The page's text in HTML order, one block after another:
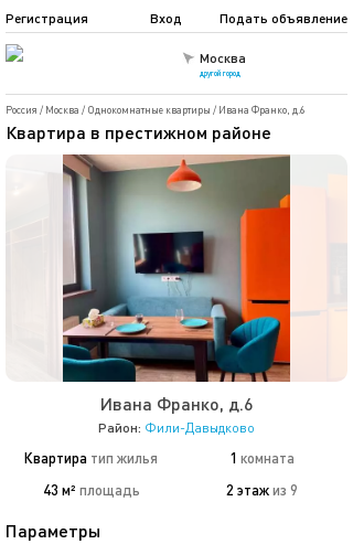
Москва
другой город
Подать объявление
Регистрация Вход
Россия / Москва / Однокомнатные квартиры / Ивана Франко, д.6
Квартира в престижном районе
Ивана Франко, д.6
Район: Фили-Давыдково
Квартира тип жилья 1 комната
43 м² площадь 2 этажиз 9
Параметры